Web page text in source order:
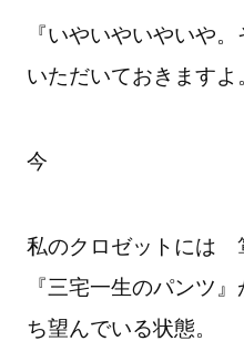
『いやいやいやいや
いただいておきますよ
今
私のクロゼットには
『三宅一生のパンツ
ち望んでいる状態。